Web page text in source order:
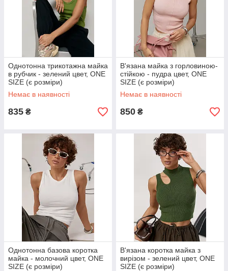
Однотонна трикотажна майка
в рубчик - зелений цвет, ONE
SIZE (є розміри)
Немає в наявності
835 ₴
В'язана майка з горловиною-
стійкою - пудра цвет, ONE
SIZE (є розміри)
Немає в наявності
850 ₴
Однотонна базова коротка
майка - молочний цвет, ONE
SIZE (є розміри)
В'язана коротка майка з
вирізом - зелений цвет, ONE
SIZE (є розміри)